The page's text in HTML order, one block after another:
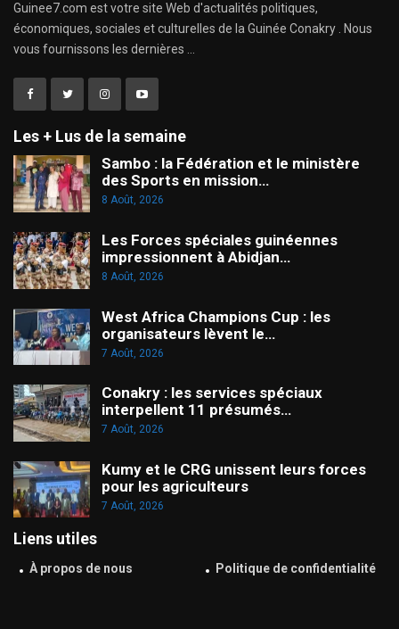
Guinee7.com est votre site Web d'actualités politiques,
économiques, sociales et culturelles de la Guinée Conakry . Nous
vous fournissons les dernières ...
Les + Lus de la semaine
Sambo : la Fédération et le ministère
des Sports en mission…
8 Août, 2026
Les Forces spéciales guinéennes
impressionnent à Abidjan…
8 Août, 2026
West Africa Champions Cup : les
organisateurs lèvent le…
7 Août, 2026
Conakry : les services spéciaux
interpellent 11 présumés…
7 Août, 2026
Kumy et le CRG unissent leurs forces
pour les agriculteurs
7 Août, 2026
Liens utiles
À propos de nous Politique de confidentialité